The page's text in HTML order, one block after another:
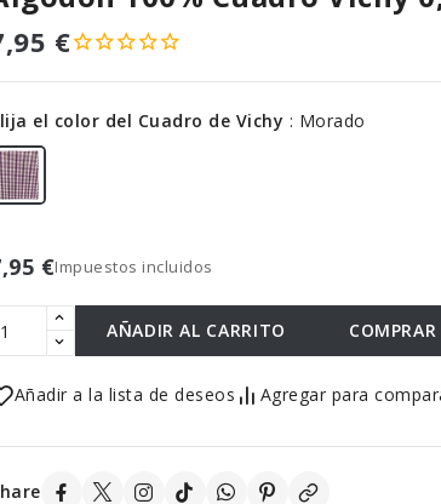
€
el color del Cuadro de Vichy : Morado
€Impuestos incluidos
AÑADIR AL CARRITO
Añadir a la lista de deseos Agregar para